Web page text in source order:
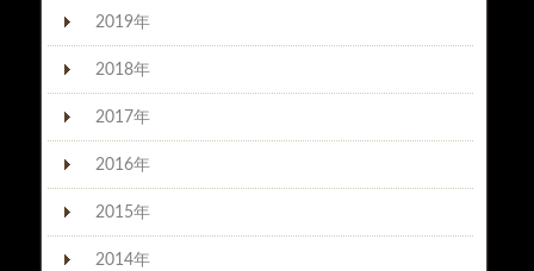
2019年
2018年
2017年
2016年
2015年
2014年